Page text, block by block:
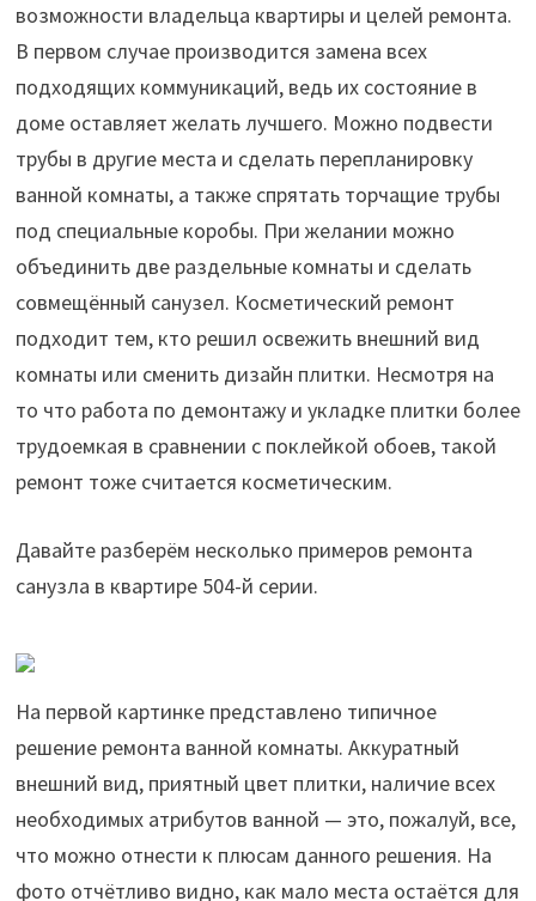
возможности владельца квартиры и целей ремонта.
В первом случае производится замена всех
подходящих коммуникаций, ведь их состояние в
доме оставляет желать лучшего. Можно подвести
трубы в другие места и сделать перепланировку
ванной комнаты, а также спрятать торчащие трубы
под специальные коробы. При желании можно
объединить две раздельные комнаты и сделать
совмещённый санузел. Косметический ремонт
подходит тем, кто решил освежить внешний вид
комнаты или сменить дизайн плитки. Несмотря на
то что работа по демонтажу и укладке плитки более
трудоемкая в сравнении с поклейкой обоев, такой
ремонт тоже считается косметическим.
Давайте разберём несколько примеров ремонта
санузла в квартире 504-й серии.
На первой картинке представлено типичное
решение ремонта ванной комнаты. Аккуратный
внешний вид, приятный цвет плитки, наличие всех
необходимых атрибутов ванной — это, пожалуй, все,
что можно отнести к плюсам данного решения. На
фото отчётливо видно, как мало места остаётся для